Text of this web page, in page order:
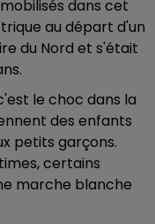
dans cet
au départ d'un
du Nord et s'était
le choc dans la
des enfants
petits garçons.
certains
marche blanche